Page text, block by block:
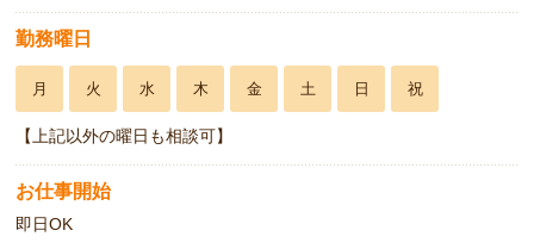
勤務曜日
月 火 水 木 金 土 日 祝
【上記以外の曜日も相談可】
お仕事開始
即日OK